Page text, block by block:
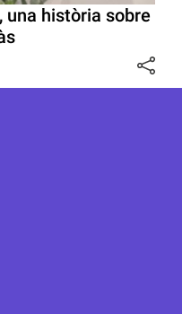
una història sobre